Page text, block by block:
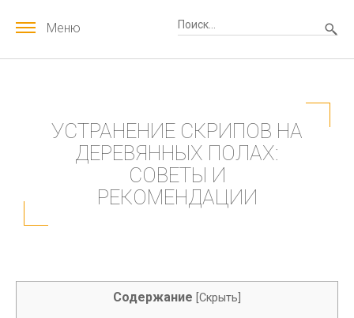
Меню
УСТРАНЕНИЕ СКРИПОВ НА
ДЕРЕВЯННЫХ ПОЛАХ:
СОВЕТЫ И
РЕКОМЕНДАЦИИ
Содержание Скрыть